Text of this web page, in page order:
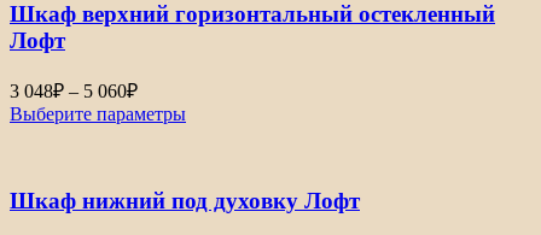
10
Шкаф верхний горизонтальный остекленный
Лофт
3 048₽ – 5 060₽Диапазон
цен:
3
5
Выберите параметры
Шкаф нижний под духовку Лофт